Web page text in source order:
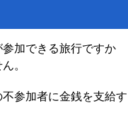
加できる旅行ですか
。
参加者に金銭を支給す